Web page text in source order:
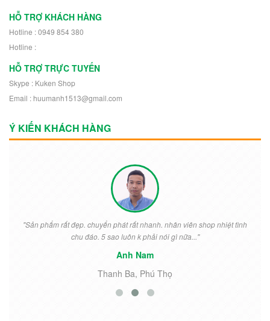
HỖ TRỢ KHÁCH HÀNG
Hotline : 0949 854 380
Hotline :
HỖ TRỢ TRỰC TUYẾN
Skype : Kuken Shop
Email : huumanh1513@gmail.com
Ý KIẾN KHÁCH HÀNG
"Sản phẩm rất đẹp. chuyển phát rất nhanh. nhân viên shop nhiệt tình
chu đáo. 5 sao luôn k phải nói gì nữa..."
Anh Nam
Thanh Ba, Phú Thọ